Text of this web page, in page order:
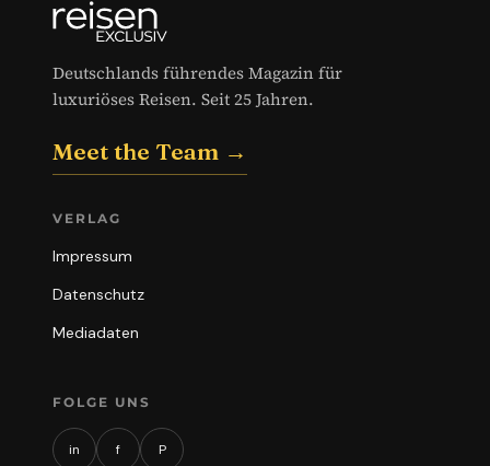
Deutschlands führendes Magazin für
luxuriöses Reisen. Seit 25 Jahren.
Meet the Team →
VERLAG
Impressum
Datenschutz
Mediadaten
FOLGE UNS
in f P